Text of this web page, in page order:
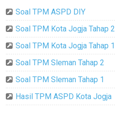
Soal TPM ASPD DIY
Soal TPM Kota Jogja Tahap 2
Soal TPM Kota Jogja Tahap 1
Soal TPM Sleman Tahap 2
Soal TPM Sleman Tahap 1
Hasil TPM ASPD Kota Jogja